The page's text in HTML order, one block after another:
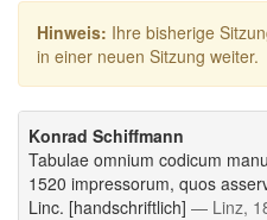
Hinweis: Ihre bisherige
in einer neuen Sitzung weiter.
Konrad Schiffmann
Tabulae omnium codicum
1520 impressorum, quos
Linc. [handschriftlich] — Linz,